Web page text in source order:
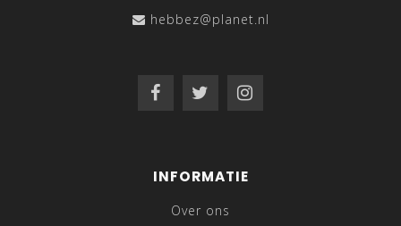
hebbez@planet.nl
INFORMATIE
Over ons